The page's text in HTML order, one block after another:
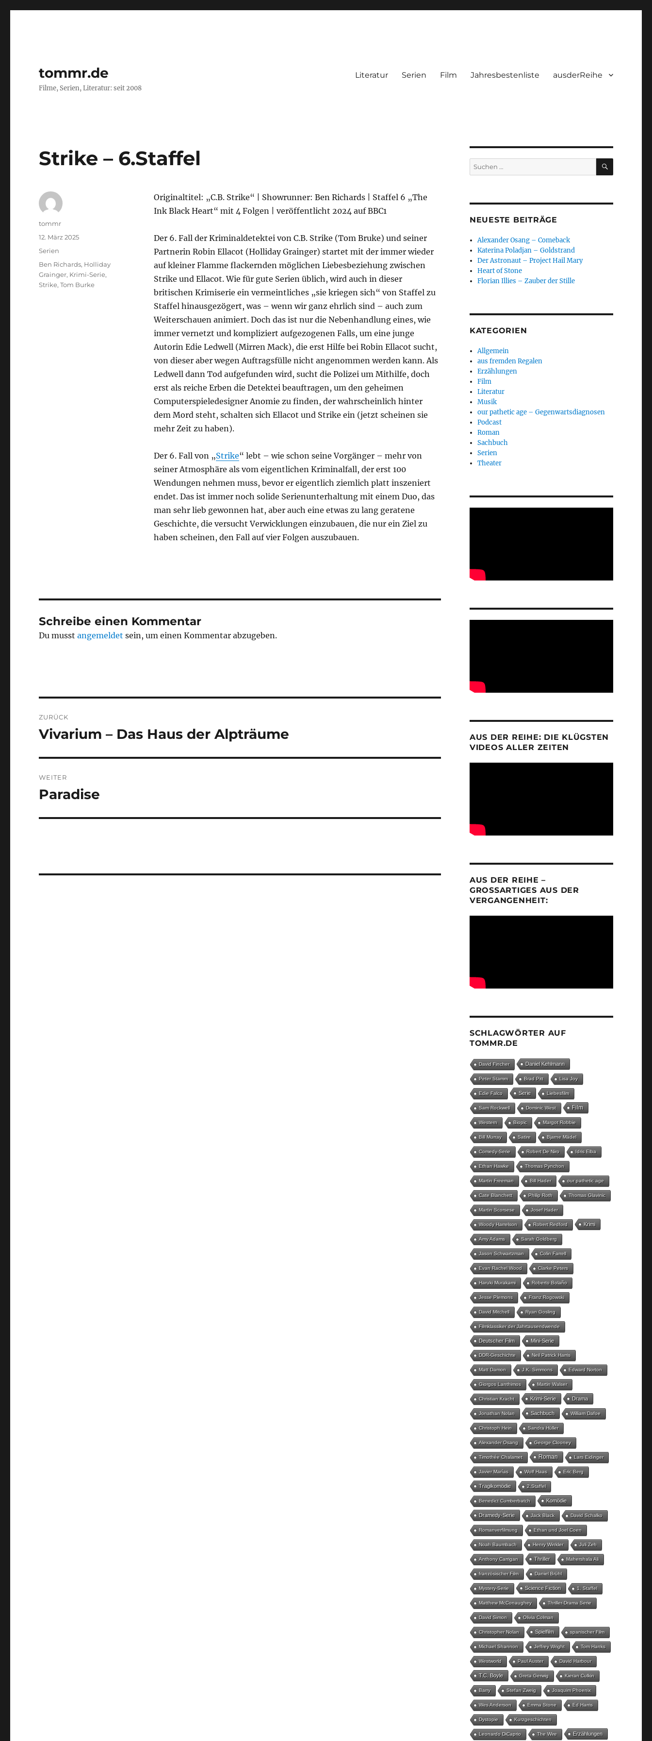
tommr.de
Filme, Serien, Literatur: seit 2008
Literatur Serien Film Jahresbestenliste ausderReihe
Strike – 6.Staffel
Originaltitel: „C.B. Strike“ | Showrunner: Ben Richards | Staffel 6 „The
Ink Black Heart“ mit 4 Folgen | veröffentlicht 2024 auf BBC1
Der 6. Fall der Kriminaldetektei von C.B. Strike (Tom Bruke) und seiner
Partnerin Robin Ellacot (Holliday Grainger) startet mit der immer wieder
auf kleiner Flamme flackernden möglichen Liebesbeziehung zwischen
Strike und Ellacot. Wie für gute Serien üblich, wird auch in dieser
britischen Krimiserie ein vermeintliches „sie kriegen sich“ von Staffel zu
Staffel hinausgezögert, was – wenn wir ganz ehrlich sind – auch zum
Weiterschauen animiert. Doch das ist nur die Nebenhandlung eines, wie
immer vernetzt und kompliziert aufgezogenen Falls, um eine junge
Autorin Edie Ledwell (Mirren Mack), die erst Hilfe bei Robin Ellacot sucht,
von dieser aber wegen Auftragsfülle nicht angenommen werden kann. Als
Ledwell dann Tod aufgefunden wird, sucht die Polizei um Mithilfe, doch
erst als reiche Erben die Detektei beauftragen, um den geheimen
Computerspieledesigner Anomie zu finden, der wahrscheinlich hinter
dem Mord steht, schalten sich Ellacot und Strike ein (jetzt scheinen sie
mehr Zeit zu haben).
Der 6. Fall von „Strike“ lebt – wie schon seine Vorgänger – mehr von
seiner Atmosphäre als vom eigentlichen Kriminalfall, der erst 100
Wendungen nehmen muss, bevor er eigentlich ziemlich platt inszeniert
endet. Das ist immer noch solide Serienunterhaltung mit einem Duo, das
man sehr lieb gewonnen hat, aber auch eine etwas zu lang geratene
Geschichte, die versucht Verwicklungen einzubauen, die nur ein Ziel zu
haben scheinen, den Fall auf vier Folgen auszubauen.
Autor
tommr
Veröffentlicht
12. März 2025
Kategorien
Serien
Schlagwörter
Ben Richards, Holliday
Grainger, Krimi-Serie,
Strike,Tom Burke
Schreibe einen Kommentar
Du musstangemeldet sein, um einen Kommentar abzugeben.
ZURÜCK
Vorheriger
Vivarium – Das Haus der Alpträume
WEITER
Nächster
Paradise
Suchen
nach:
SUCHEN
NEUESTE BEITRÄGE
Alexander Osang – Comeback
Katerina Poladjan – Goldstrand
Der Astronaut – Project Hail Mary
Heart of Stone
Florian Illies – Zauber der Stille
KATEGORIEN
Allgemein
aus fremden Regalen
Erzählungen
Film
Literatur
Musik
our pathetic age – Gegenwartsdiagnosen
Podcast
Roman
Sachbuch
Serien
Theater
AUS DER REIHE: DIE KLÜGSTEN
VIDEOS ALLER ZEITEN
AUS DER REIHE –
GROSSARTIGES AUS DER V
ERGANGENHEIT:
SCHLAGWÖRTER AUF
TOMMR.DE
David Fincher Daniel Kehlmann
Peter Stamm Brad Pitt Lisa Joy
Edie Falco Serie Liebesfilm
Sam Rockwell Dominic West Film
Western Biopic Margot Robbie
Bill Murray Satire Bjarne Mädel
Comedy-Serie Robert De Niro Idris Elba
Ethan Hawke Thomas Pynchon
Martin Freeman Bill Hader our pathetic age
Cate Blanchett Philip Roth Thomas Glavinic
Martin Scorsese Josef Hader
Woody Harrelson Robert Redford Krimi
Amy Adams Sarah Goldberg
Jason Schwartzman Colin Farrell
Evan Rachel Wood Clarke Peters
Haruki Murakami Roberto Bolaño
Jesse Plemons Franz Rogowski
David Mitchell Ryan Gosling
Filmklassiker der Jahrtausendwende
Deutscher Film Mini-Serie
DDR-Geschichte Neil Patrick Harris
Matt Damon J.K. Simmons Edward Norton
Giorgos Lanthimos Martin Walser
Christian Kracht Krimi-Serie Drama
Jonathan Nolan Sachbuch William Dafoe
Christoph Hein Sandra Hüller
Alexander Osang George Clooney
Timothée Chalamet Roman Lars Eidinger
Javier Marías Wolf Haas Eric Berg
Tragikomödie 2.Staffel
Benedict Cumberbatch Komödie
Dramedy-Serie Jack Black David Schalko
Romanverfilmung Ethan und Joel Coen
Noah Baumbach Henry Winkler Juli Zeh
Anthony Carrigan Thriller Mahershala Ali
französischer Film Daniel Brühl
Mystery-Serie Science Fiction 1. Staffel
Matthew McConaughey Thriller-Drama Serie
David Simon Olivia Colman
Christopher Nolan Spielfilm spanischer Film
Michael Shannon Jeffrey Wright Tom Hanks
Westworld Paul Auster David Harbour
T.C. Boyle Greta Gerwig Kieran Culkin
Barry Stefan Zweig Joaquim Phoenix
Wes Anderson Emma Stone Ed Harris
Dystopie Kurzgeschichten
Leonardo DiCaprio The Wire Erzählungen